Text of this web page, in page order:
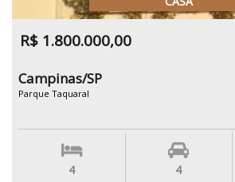
R$ 1.800.000,00
Campinas/SP
Parque Taquaral
4 4